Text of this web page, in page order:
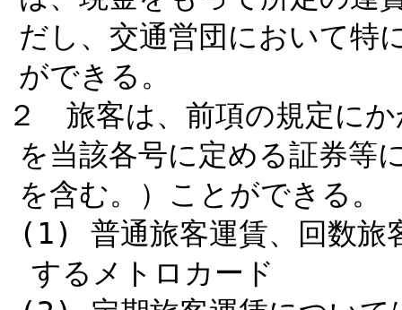
だし、交通営団において特
ができる。
２ 旅客は、前項の規定に
を当該各号に定める証券等
を含む。）ことができる。
(1) 普通旅客運賃、回数旅
するメトロカード